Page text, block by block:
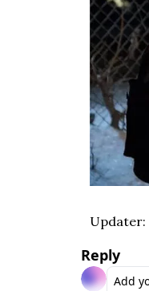
Updater:
Reply